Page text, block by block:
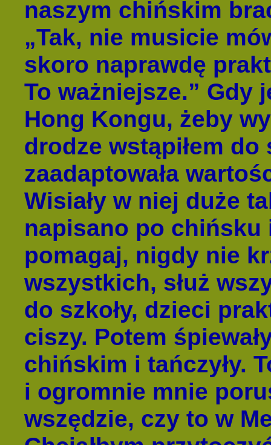
naszym chińskim
„Tak, nie musicie
skoro naprawdę
To ważniejsze.” Gdy
Hong Kongu, żeby
drodze wstąpiłem do
zaadaptowała
Wisiały w niej duże
napisano po chińsku
pomagaj, nigdy nie
wszystkich, służ
do szkoły, dzieci
ciszy. Potem
chińskim i tańczyły.
i ogromnie mnie
wszędzie, czy to w